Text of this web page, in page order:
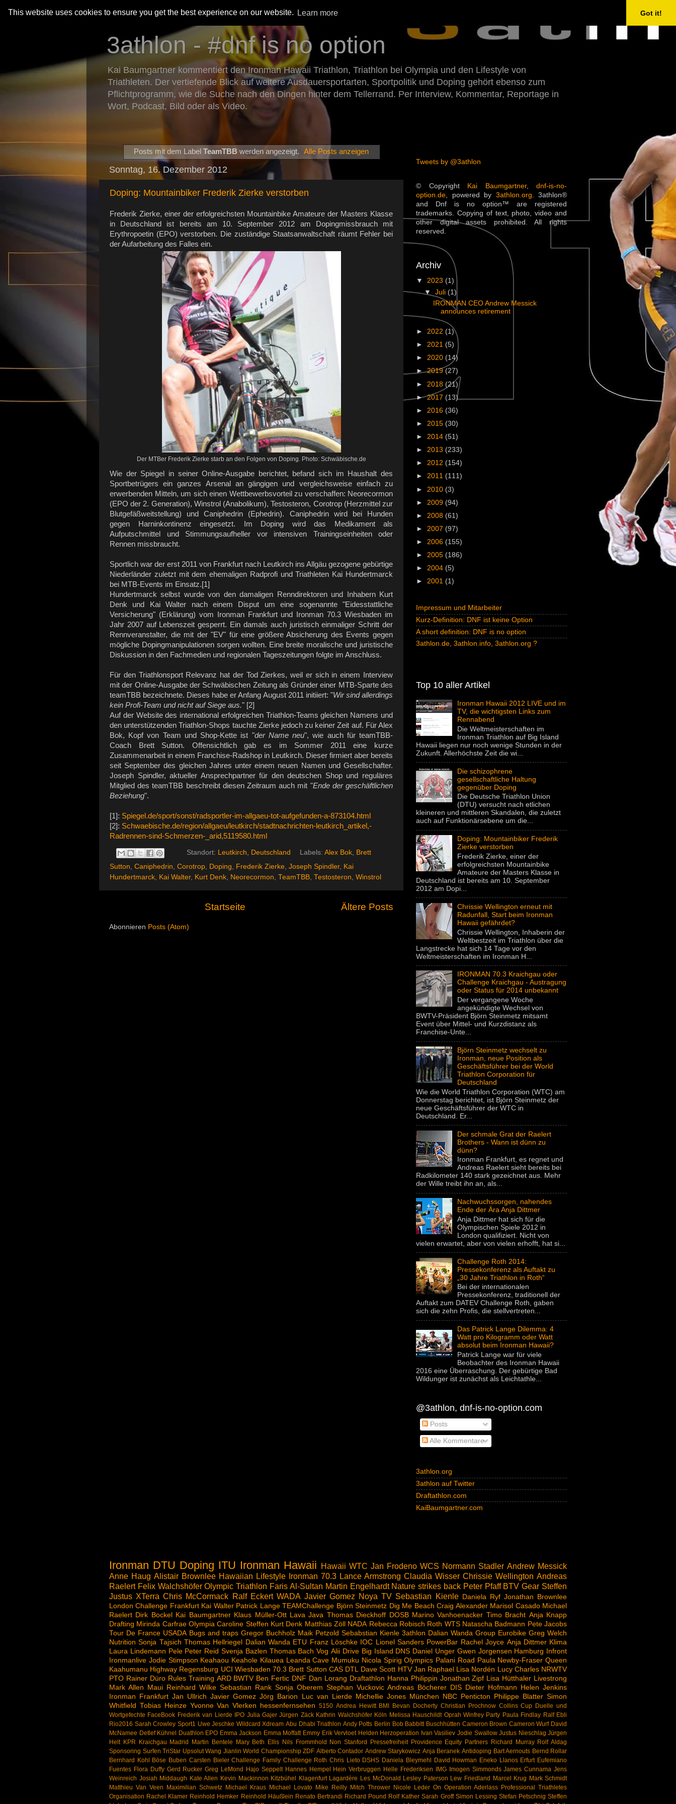
This website uses cookies to ensure you get the best experience on our website. Learn more Got it!
3athlon - #dnf is no option
Kai Baumgartner kommentiert den Ironman Hawaii Triathlon, Triathlon bei Olympia und den Lifestyle von
Triathleten. Der vertiefende Blick auf weitere Ausdauersportarten, Sportpolitik und Doping gehört ebenso zum
Pflichtprogramm, wie die Suche nach den Dingen hinter dem Tellerrand. Per Interview, Kommentar, Reportage in
Wort, Podcast, Bild oder als Video.
Posts mit dem Label TeamTBB werden angezeigt. Alle Posts anzeigen
Sonntag, 16. Dezember 2012
Doping: Mountainbiker Frederik Zierke verstorben
Frederik Zierke, einer der erfolgreichsten Mountainbike Amateure der Masters Klasse
in Deutschland ist bereits am 10. September 2012 am Dopingmissbrauch mit
Erythropoetin (EPO) verstorben. Die zuständige Staatsanwaltschaft räumt Fehler bei
der Aufarbeitung des Falles ein.
Der MTBer Frederik Zierke starb an den Folgen von Doping. Photo: Schwäbische.de
Wie der Spiegel in seiner Online-Ausgabe berichtet, befand sich im Haushalt des
Sportbetrügers ein ganzes Arsenal an gängigen und vergleichsweise einfach zu
erwerbenden Mitteln, um sich einen Wettbewerbsvorteil zu verschaffen: Neorecormon
(EPO der 2. Generation), Winstrol (Anabolikum), Testosteron, Corotrop (Herzmittel zur
Blutgefäßweitstellung) und Caniphedrin (Ephedrin). Caniphedrin wird bei Hunden
gegen Harninkontinenz eingesetzt. Im Doping wird das Medikament als
Aufputschmittel und Stimmungsaufheller vor intensiven Trainingseinheiten oder
Rennen missbraucht.
Sportlich war der erst 2011 von Frankfurt nach Leutkirch ins Allgäu gezogene gebürtige
Niederländer zuletzt mit dem ehemaligen Radprofi und Triathleten Kai Hundertmarck
bei MTB-Events im Einsatz.[1]
Hundertmarck selbst wurde von den damaligen Renndirektoren und Inhabern Kurt
Denk und Kai Walter nach einem Disput um eine sogenannte "Eidesstattliche
Versicherung" (Erklärung) vom Ironman Frankfurt und Ironman 70.3 Wiesbaden im
Jahr 2007 auf Lebenszeit gesperrt. Ein damals auch juristisch einmaliger Schritt der
Rennveranstalter, die mit der "EV" für eine größere Absicherung des Events gegen
mögliche Dopingmanipulationen sorgen wollten. Eine breite moralische und juristische
Diskussion in den Fachmedien und regionalen Tageszeitungen folgte im Anschluss.
Für den Triathlonsport Relevanz hat der Tod Zierkes, weil er sich in einem Interview
mit der Online-Ausgabe der Schwäbischen Zeitung als Gründer einer MTB-Sparte des
teamTBB bezeichnete. Dieses habe er Anfang August 2011 initiiert: "Wir sind allerdings
kein Profi-Team und nicht auf Siege aus." [2]
Auf der Website des international erfolgreichen Triathlon-Teams gleichen Namens und
den unterstützenden Triathlon-Shops tauchte Zierke jedoch zu keiner Zeit auf. Für Alex
Bok, Kopf von Team und Shop-Kette ist "der Name neu", wie auch für teamTBB-
Coach Brett Sutton. Offensichtlich gab es im Sommer 2011 eine kurze
Zusammenarbeit in einem Franchise-Radshop in Leutkirch. Dieser firmiert aber bereits
seit September des gleichen Jahres unter einem neuen Namen und Gesellschafter.
Joseph Spindler, aktueller Ansprechpartner für den deutschen Shop und reguläres
Mitglied des teamTBB beschreibt diesen Zeitraum auch mit "Ende der geschäftlichen
Beziehung".
[1]: Spiegel.de/sport/sonst/radsportler-im-allgaeu-tot-aufgefunden-a-873104.html
[2]: Schwaebische.de/region/allgaeu/leutkirch/stadtnachrichten-leutkirch_artikel,-
Radrennen-sind-Schmerzen-_arid,5119580.html
Standort: Leutkirch, Deutschland Labels: Alex Bok,
Brett
Sutton Caniphedrin Corotrop Doping Frederik Zierke Joseph Spindler, Kai
Hundertmarck Kai Walter, Kurt Denk Neorecormon TeamTBB Testosteron Winstrol
Ältere Posts
Startseite
Abonnieren Posts (Atom)
Tweets by @3athlon
© Copyright Kai Baumgartner, dnf-is-no-
option.de , powered by 3athlon.org . 3athlon®
and Dnf is no option™ are registered
trademarks. Copying of text, photo, video and
other digital assets prohibited. All rights
reserved.
Archiv
▼ 2023 (1)
▼Juli (1)
IRONMAN CEO Andrew Messick
announces retirement
► 2022 (1)
► 2021 (5)
► 2020 (14)
►2019 (27)
► 2018 (21)
►2017 (13)
► 2016 (36)
► 2015 (30)
► 2014 (51)
► 2013 (233)
► 2012 (154)
► 2011 (111)
► 2010 (3)
► 2009 (94)
► 2008 (61)
► 2007 (97)
► 2006 (155)
► 2005 (186)
► 2004 (5)
► 2001 (1)
Impressum und Mitarbeiter
Kurz-Definition: DNF ist keine Option
A short definition: DNF is no option
3athlon.de, 3athlon.info, 3athlon.org ?
Top 10 aller Artikel
Ironman Hawaii 2012 LIVE und im
TV, die wichtigsten Links zum
Rennabend
Die Weltmeisterschaften im
Ironman Triathlon auf Big Island
Hawaii liegen nur noch wenige Stunden in der
Zukunft. Allerhöchste Zeit die wi...
Die schizophrene
gesellschaftliche Haltung
gegenüber Doping
Die Deutsche Triathlon Union
(DTU) versucht nach etlichen
kleineren und mittleren Skandalen, die zuletzt
auch auf Funktionärsebene um die...
Doping: Mountainbiker Frederik
Zierke verstorben
Frederik Zierke, einer der
erfolgreichsten Mountainbike
Amateure der Masters Klasse in
Deutschland ist bereits am 10. September
2012 am Dopi...
Chrissie Wellington erneut mit
Radunfall, Start beim Ironman
Hawaii gefährdet?
Chrissie Wellington, Inhaberin der
Weltbestzeit im Triathlon über die
Langstrecke hat sich 14 Tage vor den
Weltmeisterschaften im Ironman H...
IRONMAN 70.3 Kraichgau oder
Challenge Kraichgau - Austragung
oder Status für 2014 unbekannt
Der vergangene Woche
angekündigte Wechsel von
BWTV-Präsident Björn Steinmetz mitsamt
Event über Mittel- und Kurzdistanz als
Franchise-Unte...
Björn Steinmetz wechselt zu
Ironman, neue Position als
Geschäftsführer bei der World
Triathlon Corporation für
Deutschland
Wie die World Triathlon Corporation (WTC) am
Donnerstag berichtet, ist Björn Steinmetz der
neue Geschäftsführer der WTC in
Deutschland. Er...
Der schmale Grat der Raelert
Brothers - Wann ist dünn zu
dünn?
Ironman Frankfurt, es regnet und
Andreas Raelert sieht bereits bei
Radkilometer 140 stark gezeichnet aus. Mehr
der Wille treibt ihn an, als...
Nachwuchssorgen, nahendes
Ende der Ära Anja Dittmer
Anja Dittmer hat sich für die
Olympischen Spiele 2012 in
London qualifiziert. Nicht von
vielen erwartet, aber von vielen erhofft, hat si...
Challenge Roth 2014:
Pressekonferenz als Auftakt zu
„30 Jahre Triathlon in Roth“
Bei der internationalen
Pressekonferenz, traditionell der
Auftakt zum DATEV Challenge Roth, gaben
sich die zehn Profis, die stellvertreten...
Das Patrick Lange Dilemma: 4
Watt pro Kilogramm oder Watt
absolut beim Ironman Hawaii?
Patrick Lange war für viele
Beobachter des Ironman Hawaii
2016 eine Überraschung. Der gebürtige Bad
Wildunger ist zunächst als Leichtathle...
@3athlon, dnf-is-no-option.com
Posts
Alle Kommentare
3athlon.org
3athlon auf Twitter
Draftathlon.com
KaiBaumgartner.com
Ironman DTU Doping ITU Ironman Hawaii Hawaii WTC Jan Frodeno WCS Normann Stadler Andrew Messick
Anne Haug Alistair Brownlee Hawaiian Lifestyle Ironman 70.3 Lance Armstrong Claudia Wisser Chrissie Wellington Andreas
Raelert Felix Walchshöfer Olympic Triathlon Faris Al-Sultan Martin Engelhardt Nature strikes back Peter Pfaff BTV Gear Steffen
Justus XTerra Chris McCormack Ralf Eckert WADA Javier Gomez Noya TV Sebastian Kienle Daniela Ryf Jonathan Brownlee
London Challenge Frankfurt Kai Walter Patrick Lange TEAMChallenge Björn Steinmetz Dig Me Beach Craig Alexander Marisol Casado Michael
Raelert Dirk Bockel Kai Baumgartner Klaus Müller-Ott Lava Java Thomas Dieckhoff DOSB Marino Vanhoenacker Timo Bracht Anja Knapp
Drafting Mirinda Carfrae Olympia Caroline Steffen Kurt Denk Matthias Zöll NADA Rebecca Robisch Roth WTS Natascha Badmann Pete Jacobs
Tour De France USADA Bugs and traps Gregor Buchholz Maik Petzold Sebabstian Kienle 3athlon Dalian Wanda Group Eurobike Greg Welch
Nutrition Sonja Tajsich Thomas Hellriegel Dalian Wanda ETU Franz Löschke IOC Lionel Sanders PowerBar Rachel Joyce Anja Dittmer Klima
Laura Lindemann Pele Peter Reid Svenja Bazlen Thomas Bach Vog Alii Drive Big Island DNS Daniel Unger Gwen Jorgensen Hamburg
Infront
Ironmanlive Jodie Stimpson Keahaou Keahole Kilauea Leanda Cave Mumuku Nicola Spirig Olympics Palani Road Paula Newby-Fraser Queen
Kaahumanu Highway Regensburg UCI Wiesbaden 70.3 Brett Sutton CAS DTL Dave Scott HTV Jan Raphael Lisa Nordén Lucy Charles NRWTV
PTO Rainer Düro Rules Training ARD BWTV Ben Fertic DNF Dan Lorang Draftathlon Hanna Philippin Jonathan Zipf Lisa Hütthaler
Livestrong
Mark Allen
Maui Reinhard Wilke Sebastian Rank Sonja Oberem Stephan Vuckovic Andreas Böcherer DIS Dieter Hofmann
Helen Jenkins
Ironman Frankfurt Jan Ullrich Javier Gomez Jörg Barion Luc van Lierde Michellie Jones München NBC Penticton Philippe Blatter Simon
Whitfield Tobias Heinze Yvonne Van Vlerken hessenfernsehen 5150 Andrea Hewitt BMI Bevan Docherty Christian Prochnow Collins Cup Duelle und
Wortgefechte FaceBook Frederik van Lierde IPO Julia Gajer Jürgen Zäck Kathrin Walchshöfer Köln Melissa Hauschildt Oprah Winfrey Party Paula Findlay Ralf Ebli
Rio2016 Sarah Crowley Sport1 Uwe Jeschke Wildcard Xdream Abu Dhabi Triathlon Andy Potts Berlin Bob Babbitt Buschhütten Cameron Brown Cameron Wurf David
McNamee Detlef Kühnel Duathlon EPO Emma Jackson Emma Moffatt Emmy Erik Vervloet Helden Herzoperation Ivan Vasiliev Jodie Swallow Justus Nieschlag Jürgen
Helt KPR Kraichgau Madrid Martin Bentele Mary Beth Ellis Nils Frommhold Non Stanford Pressefreiheit Providence Equity Partners Richard Murray Rolf Aldag
Sponsoring Surfen TriStar Upsolut Wang Jianlin World Championship ZDF Alberto Contador Andrew Starykowicz Anja Beranek Antidoping Bart Aernouts Bernd Rollar
Bernhard Kohl Böse Buben Carsten Bieler Challenge Family Challenge Roth Chris Lieto DSHS Daniela Bleymehl David Howman Eneko Llanos Erfurt Eufemiano
Fuentes Flora Duffy Gerd Rucker Greg LeMond Hajo Seppelt Hannes Hempel Hein Verbruggen Helle Frederiksen IMG Imogen Simmonds James Cunnama Jens
Weinreich Josiah Middaugh Kate Allen Kevin Mackinnon Kitzbühel Klagenfurt Lagardère Les McDonald Lesley Paterson Lew Friedland Marcel Krug Mark Schmidt
Matthieu Van Veen Maximilian Schwetz Michael Kraus Michael Lovato Mike Reilly Mitch Thrower Nicole Leder On Operation Aderlass Professional Triathletes
Organisation Rachel Klamer Reinhold Hemker Reinhold Häußlein Renato Bertrandi Richard Pound Rolf Kather Sarah Groff Simon Lessing Stefan Petschnig Steffen